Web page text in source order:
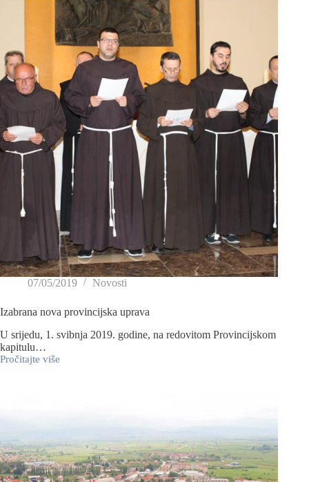
07/05/2019 Novosti
Izabrana nova provincijska uprava
U srijedu, 1. svibnja 2019. godine, na redovitom Provincijskom
kapitulu…
Pročitajte više